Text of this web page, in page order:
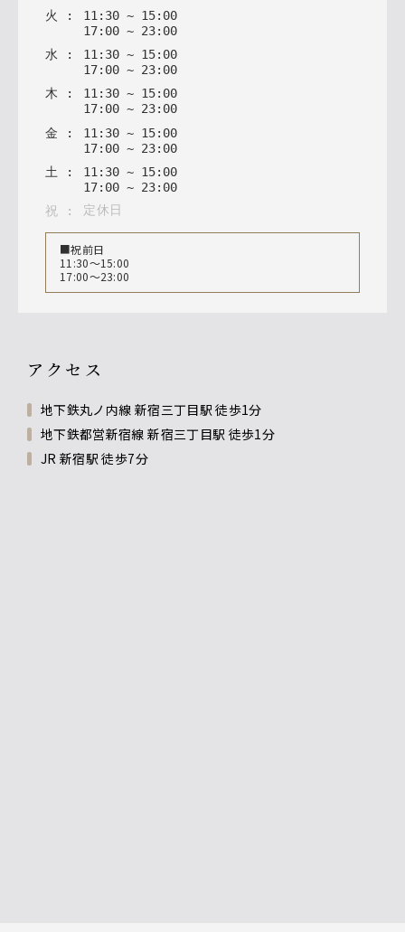
火
: 11 : 30 ~ 15: 00
17: 00 ~ 23: 00
水 : 11: 30 ~ 15: 00
17: 00 ~ 23: 00
木 : 11: 30 ~ 15: 00
17: 00 ~ 23: 00
金 : 11 : 30 ~ 15: 00
17: 00 ~ 23: 00
土 : 11 : 30 ~ 15: 00
17: 00 ~ 23: 00
祝 : 定休日
■祝前日
11:30～15:00
17:00～23:00
アクセス
地下鉄丸ノ内線 新宿三丁目駅 徒歩1分
地下鉄都営新宿線 新宿三丁目駅 徒歩1分
JR 新宿駅 徒歩7分